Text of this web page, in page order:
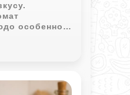
особенно